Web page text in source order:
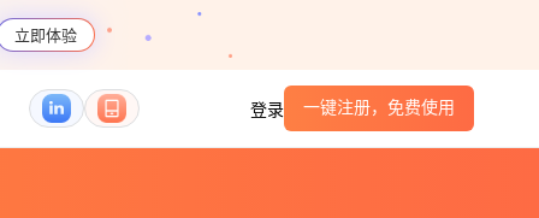
立即体验
登录 一键注册，免费使用